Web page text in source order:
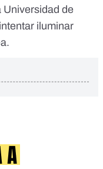
Universidad de
iluminar